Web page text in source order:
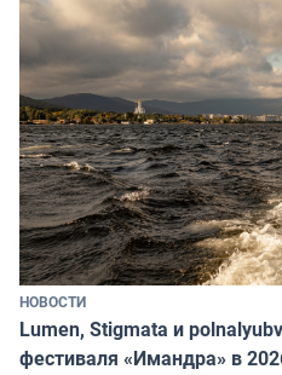
НОВОСТИ
Lumen, Stigmata и
фестиваля «Имандра» в